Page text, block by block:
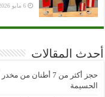
6 مايو 2026
أحدث المقالات
حجز أكثر من 7
الحسيمة